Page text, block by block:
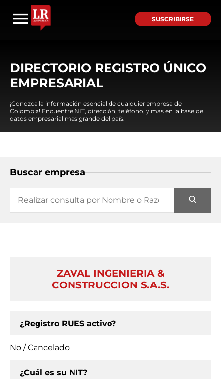
SUSCRIBIRSE
DIRECTORIO REGISTRO ÚNICO
EMPRESARIAL
¡Conozca la información esencial de cualquier empresa de
Colombia! Encuentre NIT, dirección, teléfono, y mas en la base de
datos empresarial mas grande del país.
Buscar empresa
ZAVAL INGENIERIA &
CONSTRUCCION S.A.S.
¿Registro RUES activo?
No / Cancelado
¿Cuál es su NIT?